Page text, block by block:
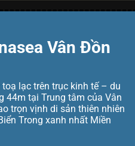
Vân Đồn
lạc trên trục kinh tế – du
44m tại Trung tâm của Vân
trọn vịnh di sản thiên nhiên
Trong xanh nhất Miền